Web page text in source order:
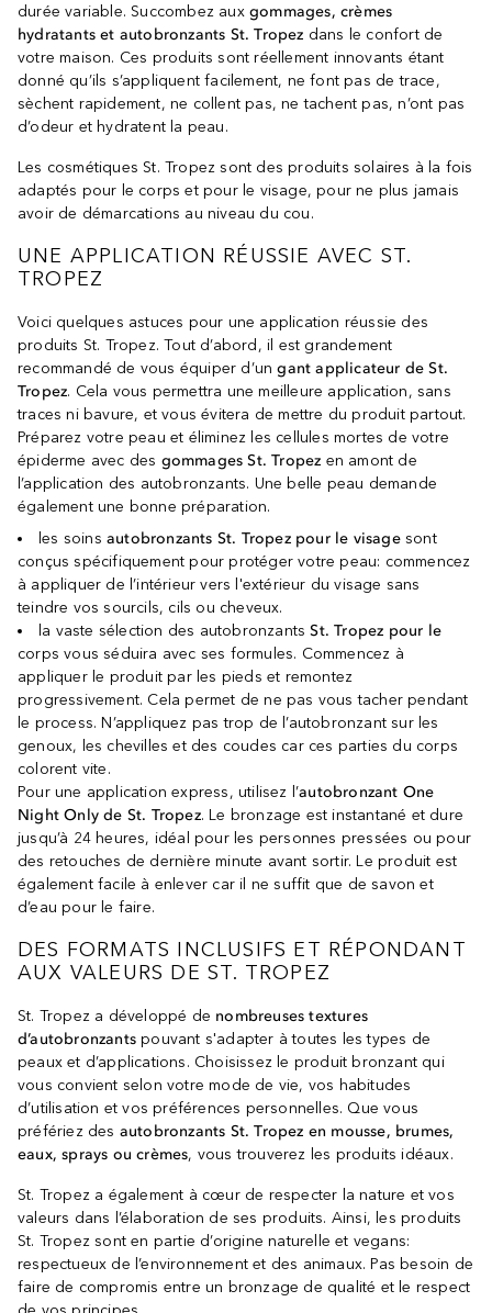
durée variable. Succombez aux gommages, crèmes
hydratants et autobronzants St. Tropez dans le confort de
votre maison. Ces produits sont réellement innovants étant
donné qu’ils s’appliquent facilement, ne font pas de trace,
sèchent rapidement, ne collent pas, ne tachent pas, n’ont pas
d’odeur et hydratent la peau.
Les cosmétiques St. Tropez sont des produits solaires à la fois
adaptés pour le corps et pour le visage, pour ne plus jamais
avoir de démarcations au niveau du cou.
UNE APPLICATION RÉUSSIE AVEC ST.
TROPEZ
Voici quelques astuces pour une application réussie des
produits St. Tropez. Tout d’abord, il est grandement
recommandé de vous équiper d’ungant applicateur de St.
Tropez. Cela vous permettra une meilleure application, sans
traces ni bavure, et vous évitera de mettre du produit partout.
Préparez votre peau et éliminez les cellules mortes de votre
épiderme avec des gommages St. Tropez en amont de
l’application des autobronzants. Une belle peau demande
également une bonne préparation.
les soins autobronzants St. Tropez pour le visage sont
conçus spécifiquement pour protéger votre peau: commencez
à appliquer de l’intérieur vers l'extérieur du visage sans
teindre vos sourcils, cils ou cheveux.
la vaste sélection des autobronzantsSt. Tropez pour le
corps vous séduira avec ses formules. Commencez à
appliquer le produit par les pieds et remontez
progressivement. Cela permet de ne pas vous tacher pendant
le process. N’appliquez pas trop de l’autobronzant sur les
genoux, les chevilles et des coudes car ces parties du corps
colorent vite.
Pour une application express, utilisez l’autobronzant One
Night Only de St. Tropez. Le bronzage est instantané et dure
jusqu’à 24 heures, idéal pour les personnes pressées ou pour
des retouches de dernière minute avant sortir. Le produit est
également facile à enlever car il ne suffit que de savon et
d’eau pour le faire.
DES FORMATS INCLUSIFS ET RÉPONDANT
AUX VALEURS DE ST. TROPEZ
St. Tropez a développé de nombreuses textures
d’autobronzants pouvant s'adapter à toutes les types de
peaux et d’applications. Choisissez le produit bronzant qui
vous convient selon votre mode de vie, vos habitudes
d’utilisation et vos préférences personnelles. Que vous
préfériez des autobronzants St. Tropez en mousse, brumes,
eaux, sprays ou crèmes, vous trouverez les produits idéaux.
St. Tropez a également à cœur de respecter la nature et vos
valeurs dans l’élaboration de ses produits. Ainsi, les produits
St. Tropez sont en partie d’origine naturelle et vegans:
respectueux de l’environnement et des animaux. Pas besoin de
faire de compromis entre un bronzage de qualité et le respect